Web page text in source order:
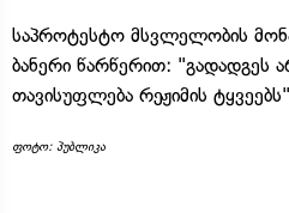
საპროტესტო მსვლელობის
ბანერი წარწერით: "გადადგეს
თავისუფლება რეჟიმის
ფოტო: პუბლიკა